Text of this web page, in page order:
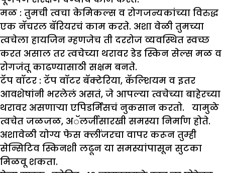
मळ : तुमची त्वचा केमिकल्स व रोगजन्यकांच्या विरुद्ध
एक नॅचरल बॅरियरचं काम करते. अशा वेळी तुमच्या
त्वचेला हायजिन म्हणजेच ती दररोज व्यवस्थित स्वच्छ
करत असाल तर त्वचेच्या थरावर डेड स्किन सेल्स मळ व
रोगजंतू काढण्यासाठी सक्षम बनते.
टॅप वॉटर : टॅप वॉटर बॅक्टेरिया, कॅल्शियम व इतर
आवशेषांनी भरलेलं असतं, जे आपल्या त्वचेच्या बाहेरच्या
थरावर असणाऱ्या एपिडर्मिसचं नुकसान करतो. यामुळे
त्वचेत जळजळ, अॅलर्जीसारखी समस्या निर्माण होते.
अशावेळी योग्य फेस क्लींजरचा वापर करून तुम्ही
सेन्सिटिव स्किनशी लढून या समस्यांपासून सुटका
मिळवू शकता.